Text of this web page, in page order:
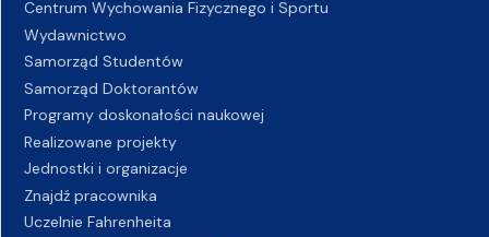
Centrum Wychowania Fizycznego i Sportu
Wydawnictwo
Samorząd Studentów
Samorząd Doktorantów
Programy doskonałości naukowej
Realizowane projekty
Jednostki i organizacje
Znajdź pracownika
Uczelnie Fahrenheita